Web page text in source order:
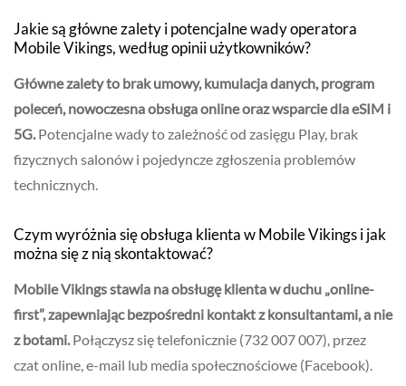
Jakie są główne zalety i potencjalne wady operatora
Mobile Vikings, według opinii użytkowników?
Główne zalety to brak umowy, kumulacja danych, program
poleceń, nowoczesna obsługa online oraz wsparcie dla eSIM i
5G.Potencjalne wady to zależność od zasięgu Play, brak
fizycznych salonów i pojedyncze zgłoszenia problemów
technicznych.
Czym wyróżnia się obsługa klienta w Mobile Vikings i jak
można się z nią skontaktować?
Mobile Vikings stawia na obsługę klienta w duchu „online-
first”, zapewniając bezpośredni kontakt z konsultantami, a nie
z botami.Połączysz się telefonicznie (732 007 007), przez
czat online, e-mail lub media społecznościowe (Facebook).